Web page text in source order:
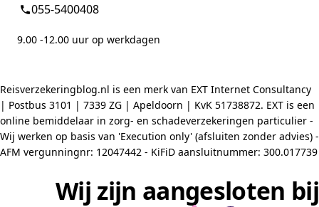
055-5400408
9.00 -12.00 uur op werkdagen
Reisverzekeringblog.nl is een merk van EXT Internet Consultancy
| Postbus 3101 | 7339 ZG | Apeldoorn | KvK 51738872. EXT is een
online bemiddelaar in zorg- en schadeverzekeringen particulier -
Wij werken op basis van 'Execution only' (afsluiten zonder advies) -
AFM vergunningnr: 12047442 - KiFiD aansluitnummer: 300.017739
Wij zijn aangesloten bij